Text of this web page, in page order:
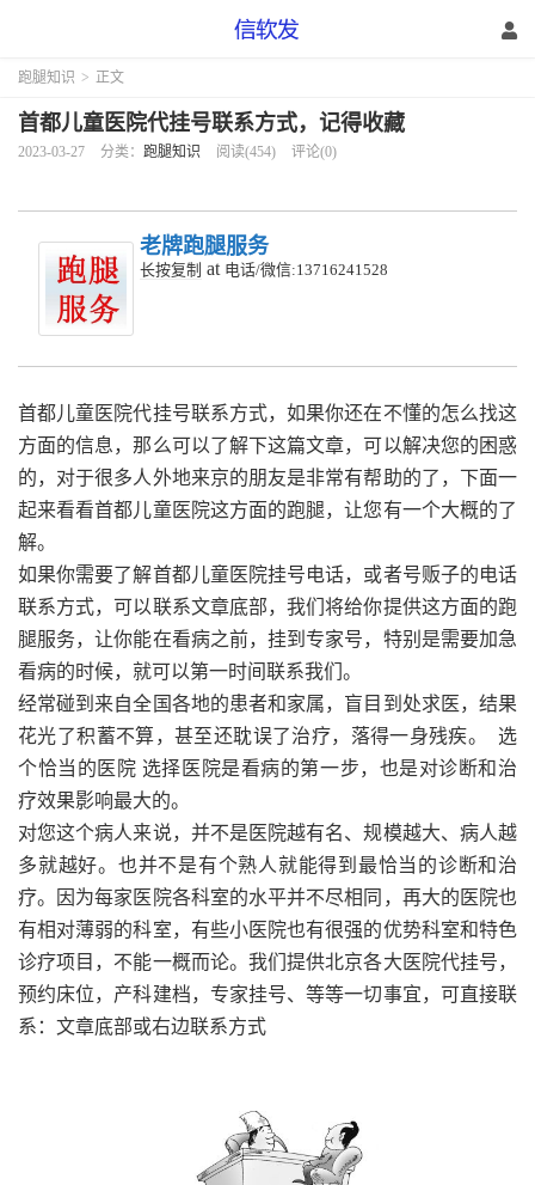
跑腿知识 > 正文
首都儿童医院代挂号联系方式，记得收藏
2023-03-27 分类： 跑腿知识 阅读(454) 评论(0)
老牌跑腿服务
长按复制 at 电话/微信:13716241528
首都儿童医院代挂号联系方式，如果你还在不懂的怎么找这
方面的信息，那么可以了解下这篇文章，可以解决您的困惑
的，对于很多人外地来京的朋友是非常有帮助的了，下面一
起来看看首都儿童医院这方面的跑腿，让您有一个大概的了
解。
如果你需要了解首都儿童医院挂号电话，或者号贩子的电话
联系方式，可以联系文章底部，我们将给你提供这方面的跑
腿服务，让你能在看病之前，挂到专家号，特别是需要加急
看病的时候，就可以第一时间联系我们。
经常碰到来自全国各地的患者和家属，盲目到处求医，结果
花光了积蓄不算，甚至还耽误了治疗，落得一身残疾。 选
个恰当的医院 选择医院是看病的第一步，也是对诊断和治
疗效果影响最大的。
对您这个病人来说，并不是医院越有名、规模越大、病人越
多就越好。也并不是有个熟人就能得到最恰当的诊断和治
疗。因为每家医院各科室的水平并不尽相同，再大的医院也
有相对薄弱的科室，有些小医院也有很强的优势科室和特色
诊疗项目，不能一概而论。我们提供北京各大医院代挂号，
预约床位，产科建档，专家挂号、等等一切事宜，可直接联
系：文章底部或右边联系方式